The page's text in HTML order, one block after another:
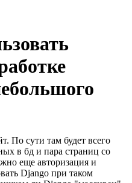
По сути там будет всего
в бд и пара страниц со
еще авторизация и
Django при таком